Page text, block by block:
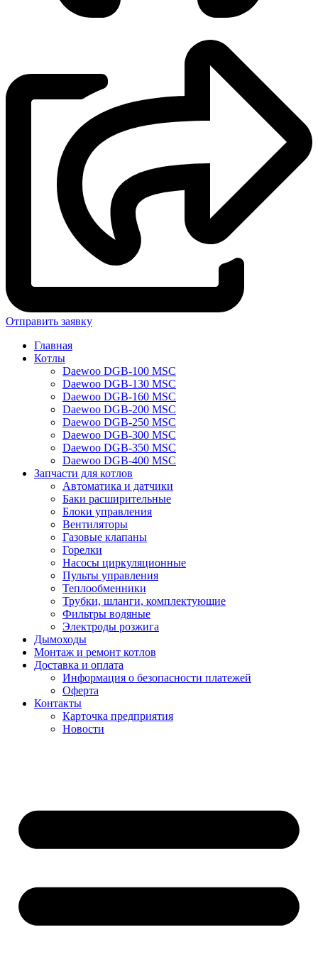
Отправить заявку
Главная
Котлы
Daewoo DGB-100 MSC
Daewoo DGB-130 MSC
Daewoo DGB-160 MSC
Daewoo DGB-200 MSC
Daewoo DGB-250 MSC
Daewoo DGB-300 MSC
Daewoo DGB-350 MSC
Daewoo DGB-400 MSC
Запчасти для котлов
Автоматика и датчики
Баки расширительные
Блоки управления
Вентиляторы
Газовые клапаны
Горелки
Насосы циркуляционные
Пульты управления
Теплообменники
Трубки, шланги, комплектующие
Фильтры водяные
Электроды розжига
Дымоходы
Монтаж и ремонт котлов
Доставка и оплата
Информация о безопасности платежей
Оферта
Контакты
Карточка предприятия
Новости